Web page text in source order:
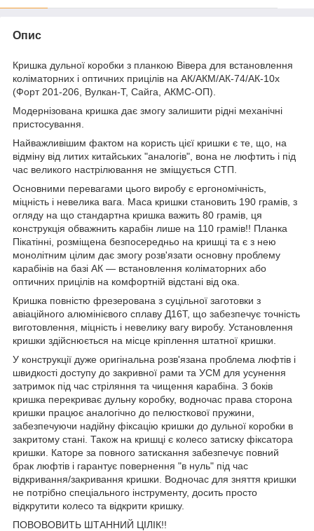
Опис
Кришка дульної коробки з планкою Вівера для встановлення
коліматорних і оптичних прицілів на АК/АКМ/АК-74/АК-10х
(Форт 201-206, Вулкан-Т, Сайга, АКМС-ОП).
Модернізована кришка дає змогу залишити рідні механічні
пристосування.
Найважливішим фактом на користь цієї кришки є те, що, на
відміну від литих китайських "аналогів", вона не люфтить і під
час великого настрілювання не зміщується СТП.
Основними перевагами цього виробу є ергономічність,
міцність і невелика вага. Маса кришки становить 190 грамів, з
огляду на що стандартна кришка важить 80 грамів, ця
конструкція обважнить карабін лише на 110 грамів!! Планка
Пікатінні, розміщена безпосередньо на кришці та є з нею
монолітним цілим дає змогу розв'язати основну проблему
карабінів на базі АК — встановлення коліматорних або
оптичних прицілів на комфортній відстані від ока.
Кришка повністю фрезерована з суцільної заготовки з
авіаційного алюмінієвого сплаву Д16Т, що забезпечує точність
виготовлення, міцність і невелику вагу виробу. Установлення
кришки здійснюється на місце кріплення штатної кришки.
У конструкції дуже оригінальна розв'язана проблема люфтів і
швидкості доступу до закривної рами та УСМ для усунення
затримок під час стріляння та чищення карабіна. З боків
кришка перекриває дульну коробку, водночас права сторона
кришки працює аналогічно до пелюсткової пружини,
забезпечуючи надійну фіксацію кришки до дульної коробки в
закритому стані. Також на кришці є колесо затиску фіксатора
кришки. Каторе за повного затискання забезпечує повний
брак люфтів і гарантує повернення "в нуль" під час
відкривання/закривання кришки. Водночас для зняття кришки
не потрібно спеціального інструменту, досить просто
відкрутити колесо та відкрити кришку.
ПОВОВОВИТЬ ШТАННИЙ ЦІЛІК!!